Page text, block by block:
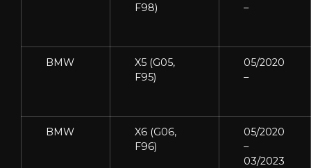
F98)
–
BMW
X5 (G05,
F95)
05/2020
–
BMW
X6 (G06,
F96)
05/2020
–
03/2023